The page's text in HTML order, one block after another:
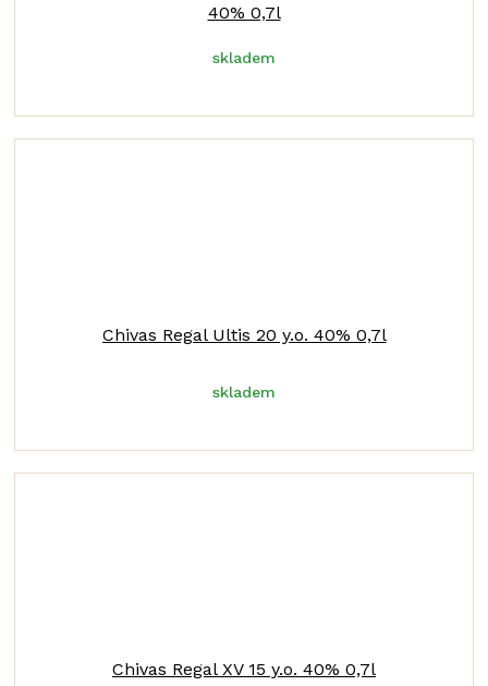
40% 0,7l
skladem
Chivas Regal Ultis 20 y.o. 40% 0,7l
skladem
Chivas Regal XV 15 y.o. 40% 0,7l